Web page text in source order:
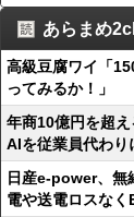
あらまめ
高級豆腐ワイ「
ってみるか！」
年商10億円を超
AIを従業員代わり
日産e-power、無
電や送電ロスなく